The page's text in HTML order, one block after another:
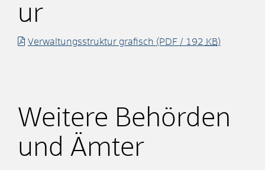
ur
Verwaltungsstruktur grafisch (PDF / 192 KB)
Weitere Behörden
und Ämter